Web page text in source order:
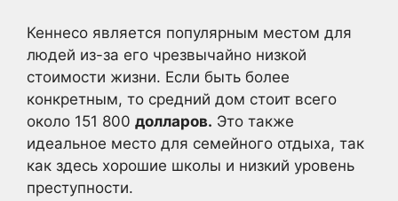
Кеннесо является популярным местом для
людей из-за его чрезвычайно низкой
стоимости жизни. Если быть более
конкретным, то средний дом стоит всего
около 151 800 долларов. Это также
идеальное место для семейного отдыха, так
как здесь хорошие школы и низкий уровень
преступности.